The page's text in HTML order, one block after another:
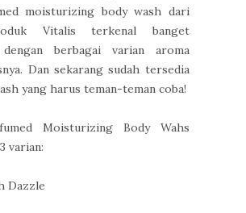
moisturizing body wash dari
Vitalis terkenal banget
dengan berbagai varian aroma
Dan sekarang sudah tersedia
yang harus teman-teman coba!
Moisturizing Body Wahs
varian:
Dazzle